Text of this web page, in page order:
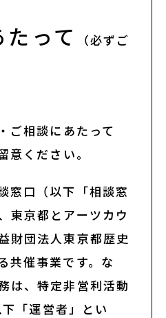
って （必ずご
ご相談にあたって
意ください。
窓口（以下「相談窓
東京都とアーツカウ
財団法人東京都歴史
共催事業です。な
は、特定非営利活動
「運営者」とい